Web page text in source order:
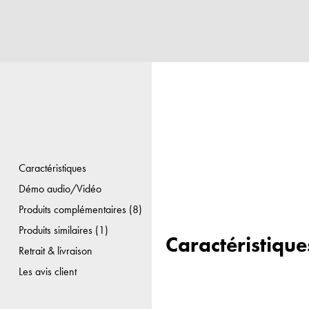
Caractéristiques
Démo audio/Vidéo
Produits complémentaires (8)
Produits similaires (1)
Retrait & livraison
Les avis client